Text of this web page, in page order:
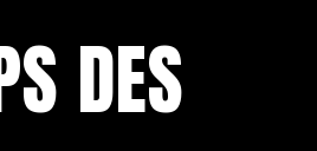
DES